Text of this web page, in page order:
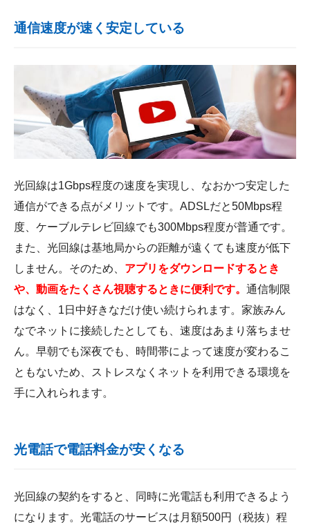
通信速度が速く安定している
光回線は1Gbps程度の速度を実現し、なおかつ安定した
通信ができる点がメリットです。ADSLだと50Mbps程
度、ケーブルテレビ回線でも300Mbps程度が普通です。
また、光回線は基地局からの距離が遠くても速度が低下
しません。そのため、 アプリをダウンロードするとき
や、動画をたくさん視聴するときに便利です。 通信制限
はなく、1日中好きなだけ使い続けられます。家族みん
なでネットに接続したとしても、速度はあまり落ちませ
ん。早朝でも深夜でも、時間帯によって速度が変わるこ
ともないため、ストレスなくネットを利用できる環境を
手に入れられます。
光電話で電話料金が安くなる
光回線の契約をすると、同時に光電話も利用できるよう
になります。光電話のサービスは月額500円（税抜）程